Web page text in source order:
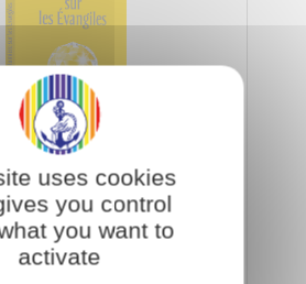
les paraboles de Jésus, il faut
des symboles qui s'acquiert par
et de l'esprit.
11,50€
uses cookies
you control
you want to
activate